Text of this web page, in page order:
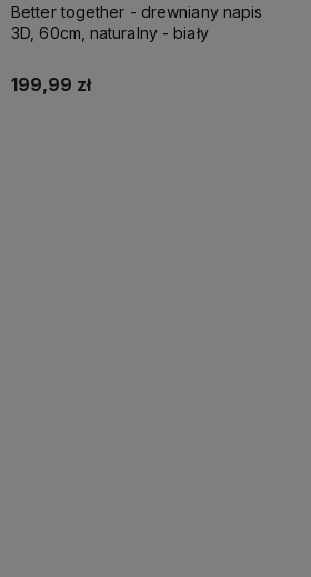
Better together - drewniany napis
3D, 60cm, naturalny - biały
199,99 zł